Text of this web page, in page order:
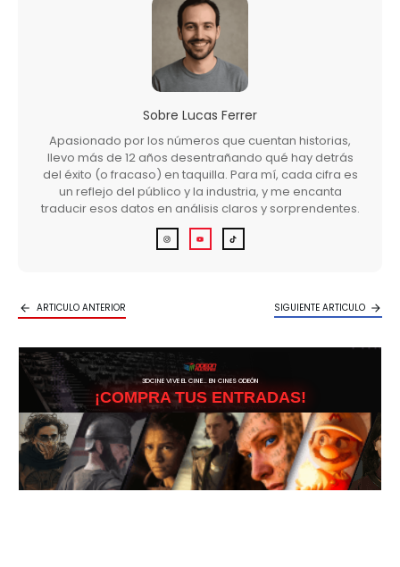
Sobre Lucas Ferrer
Apasionado por los números que cuentan historias,
llevo más de 12 años desentrañando qué hay detrás
del éxito (o fracaso) en taquilla. Para mí, cada cifra es
un reflejo del público y la industria, y me encanta
traducir esos datos en análisis claros y sorprendentes.
ARTICULO ANTERIOR SIGUIENTE ARTICULO
3DCINE VIVE EL CINE… EN CINES ODEÓN
¡COMPRA TUS ENTRADAS!